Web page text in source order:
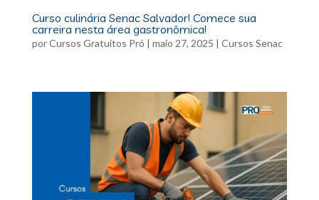
Curso culinária Senac Salvador! Comece sua
carreira nesta área gastronômica!
porCursos Gratuitos Pró | maio 27, 2025 | Cursos Senac